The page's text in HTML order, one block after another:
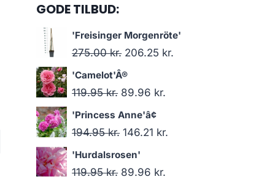
GODE TILBUD:
'Freisinger Morgenröte'
275.00kr. Den
oprindelige
pris
275.00 kr..
206.25 kr.
'Camelot'Â®
119.95kr. Den
oprindelige
pris
119.95 kr..
89.96 kr.
pris
'Princess Anne'â¢
194.95kr. Den
oprindelige
pris
146.21 kr.
'Hurdalsrosen'
119.95kr. Den
89.96 kr.